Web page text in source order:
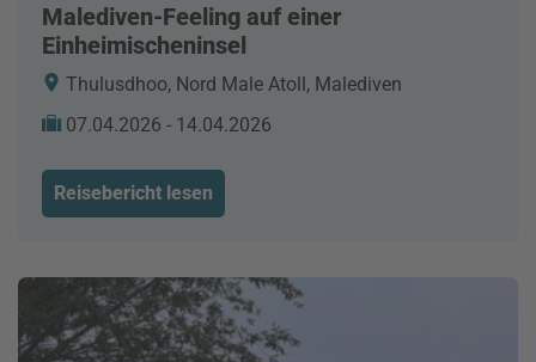
Malediven-Feeling auf einer
Einheimischeninsel
Thulusdhoo, Nord Male Atoll, Malediven
07.04.2026 - 14.04.2026
Reisebericht lesen